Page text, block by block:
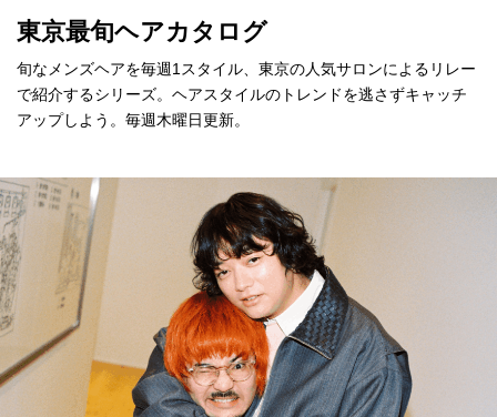
東京最旬ヘアカタログ
旬なメンズヘアを毎週1スタイル、東京の人気サロンによるリレー
で紹介するシリーズ。ヘアスタイルのトレンドを逃さずキャッチ
アップしよう。毎週木曜日更新。